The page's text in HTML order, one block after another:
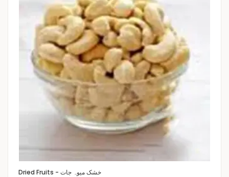
Dried Fruits - خشک میوہ جات